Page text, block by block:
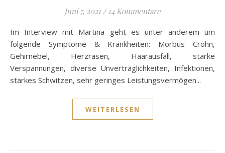
Juni 7, 2021 / 14 Kommentare
Im Interview mit Martina geht es unter anderem um
folgende Symptome & Krankheiten: Morbus Crohn,
Gehirnebel, Herzrasen, Haarausfall, starke
Verspannungen, diverse Unverträglichkeiten, Infektionen,
starkes Schwitzen, sehr geringes Leistungsvermögen...
WEITERLESEN